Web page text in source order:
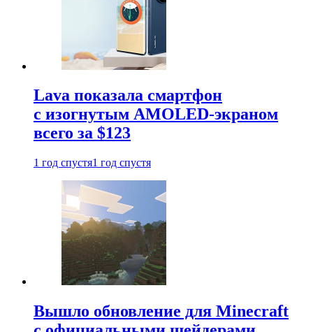
Lava показала смартфон
с изогнутым AMOLED-экраном
всего за $123
1 год спустя1 год спустя
Вышло обновление для Minecraft